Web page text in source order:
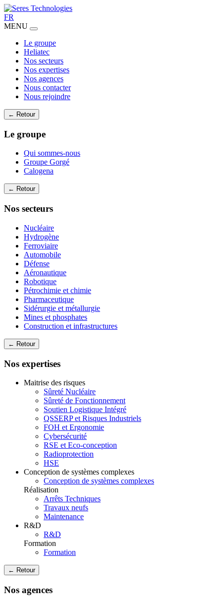
FR
MENU
Le groupe
Heliatec
Nos secteurs
Nos expertises
Nos agences
Nous contacter
Nous rejoindre
← Retour
Le groupe
Qui sommes-nous
Groupe Gorgé
Calogena
← Retour
Nos secteurs
Nucléaire
Hydrogène
Ferroviaire
Automobile
Défense
Aéronautique
Robotique
Pétrochimie et chimie
Pharmaceutique
Sidérurgie et métallurgie
Mines et phosphates
Construction et infrastructures
← Retour
Nos expertises
Maitrise des risques
Sûreté Nucléaire
Sûreté de Fonctionnement
Soutien Logistique Intégré
QSSERP et Risques Industriels
FOH et Ergonomie
Cybersécurité
RSE et Eco-conception
Radioprotection
HSE
Conception de systèmes complexes
Conception de systèmes complexes
Réalisation
Arrêts Techniques
Travaux neufs
Maintenance
R&D
R&D
Formation
Formation
← Retour
Nos agences